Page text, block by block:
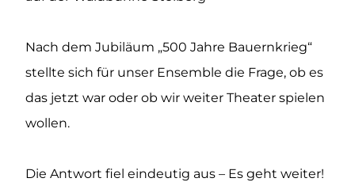
Nach dem Jubiläum „500 Jahre Bauernkrieg“
stellte sich für unser Ensemble die Frage, ob es
das jetzt war oder ob wir weiter Theater spielen
wollen.
Die Antwort fiel eindeutig aus – Es geht weiter!